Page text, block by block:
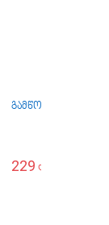
გამწოვი Elikor
229 ლარი